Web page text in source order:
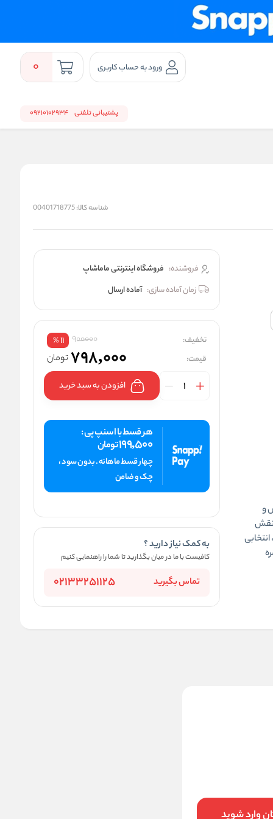
ورود به حساب کاربری 0
پشتیبانی تلفنی 09210102934
شناسه کالا:00401718775
و
نقش
فروشنده: فروشگاه اینترنتی ماماشاپ
زمان آماده سازی: آماده ارسال
تخفیف: 900000
11
%
قیمت: 798,000 تومان
افزودن به سبد خرید
هر قسط با اسنپ پی :
199,500تومان
چهار قسط ماهانه . بدون سود ،
چک و ضامن
به کمک نیاز دارید ؟
کافیست با ما در میان بگذارید تا شما را راهنمایی کنیم
تماس بگیرید 02133251125
وارد شوید